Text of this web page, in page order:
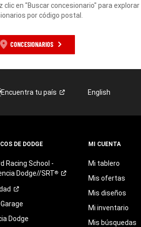
clic en "Buscar concesionario" para
por código postal.
CONCESIONARIOS
Encuentra tu país English
DE DODGE
Racing School -
Dodge//SRT®
Dodge
MI CUENTA
Mi tablero
Mis ofertas
Mis diseños
Mi inventario
Mis búsquedas